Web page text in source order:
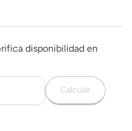
Calcular